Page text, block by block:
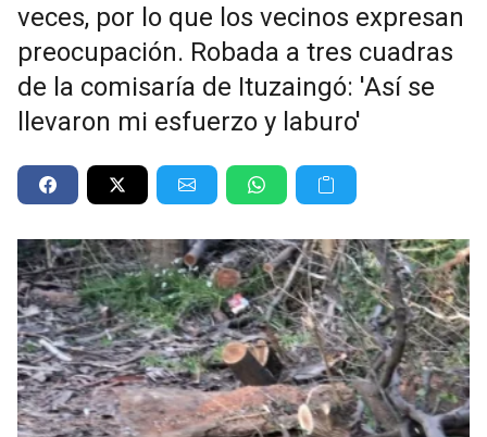
veces, por lo que los vecinos expresan
preocupación. Robada a tres cuadras
de la comisaría de Ituzaingó: 'Así se
llevaron mi esfuerzo y laburo'